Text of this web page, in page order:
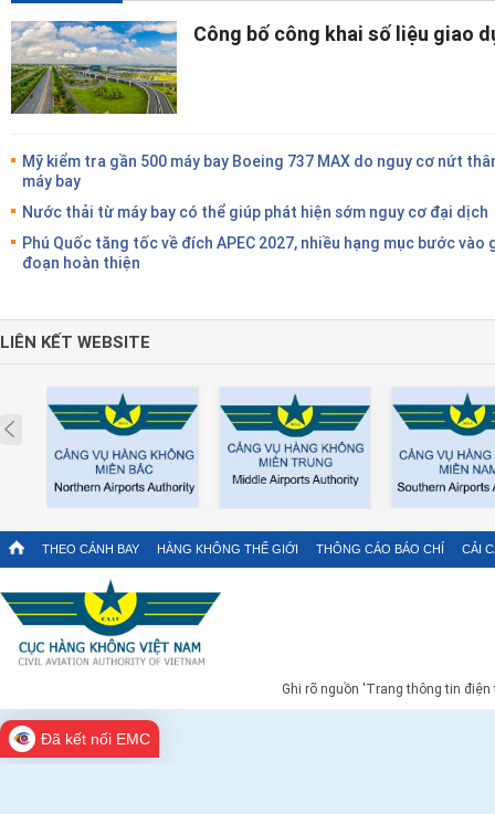
Công bố công khai số liệu giao
Mỹ kiểm tra gần 500 máy bay Boeing 737 MAX do nguy cơ nứt
máy bay
Nước thải từ máy bay có thể giúp phát hiện sớm nguy cơ đại dịch
Phú Quốc tăng tốc về đích APEC 2027, nhiều hạng mục bước vào
đoạn hoàn thiện
LIÊN KẾT WEBSITE
Prev
THEO CÁNH BAY HÀNG KHÔNG THẾ GIỚI THÔNG CÁO BÁO CHÍ CẢI
Ghi rõ nguồn 'Trang thông tin
Đã kết nối EMC